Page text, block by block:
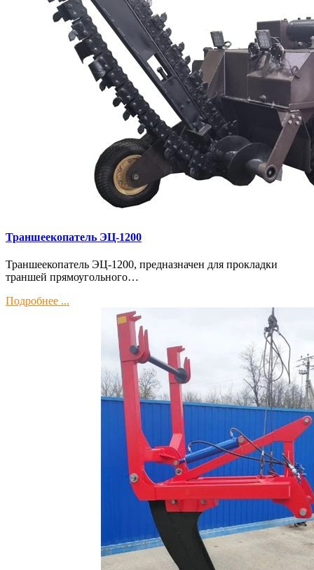
Траншеекопатель ЭЦ-1200
Траншеекопатель ЭЦ-1200, предназначен для прокладки
траншей прямоугольного…
Подробнее ...